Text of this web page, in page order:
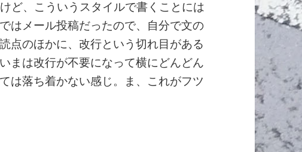
ど、こういうスタイルで書くことには
はメール投稿だったので、自分で文の
点のほかに、改行という切れ目がある
まは改行が不要になって横にどんどん
は落ち着かない感じ。ま、これがフツ